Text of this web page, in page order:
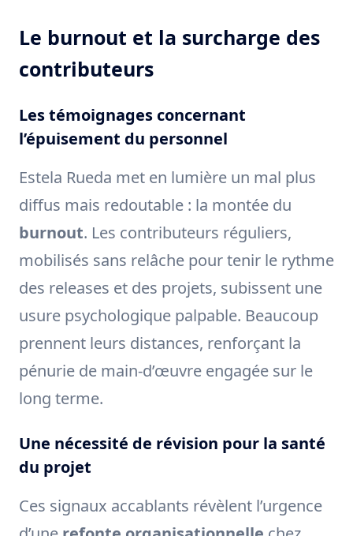
Le burnout et la surcharge des
contributeurs
Les témoignages concernant
l’épuisement du personnel
Estela Rueda met en lumière un mal plus
diffus mais redoutable : la montée du
burnout. Les contributeurs réguliers,
mobilisés sans relâche pour tenir le rythme
des releases et des projets, subissent une
usure psychologique palpable. Beaucoup
prennent leurs distances, renforçant la
pénurie de main-d’œuvre engagée sur le
long terme.
Une nécessité de révision pour la santé
du projet
Ces signaux accablants révèlent l’urgence